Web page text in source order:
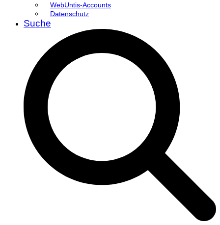
WebUntis-Accounts
Datenschutz
Suche